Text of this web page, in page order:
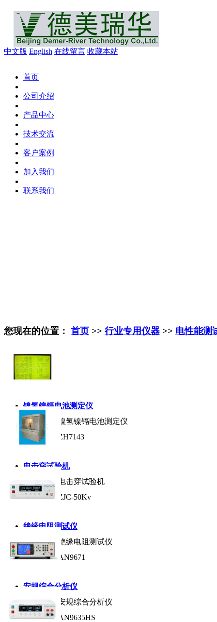
中文版 English 在线留言 收藏本站
首页
公司介绍
产品中心
技术交流
客户案例
加入我们
联系我们
您现在的位置： 首页 >> 行业专用仪器 >> 电性能测
镍氢镍镉电池测定仪
产品名称:
镍氢镍镉电池测定仪
产品型号:
ZH7143
电击穿试验机
电击穿试验机
产品型号:
ZJC-50Kv
绝缘电阻测试仪
产品名称:
绝缘电阻测试仪
产品型号: AN9671
安规综合分析仪
产品名称:
安规综合分析仪
产品型号:
AN9635HS